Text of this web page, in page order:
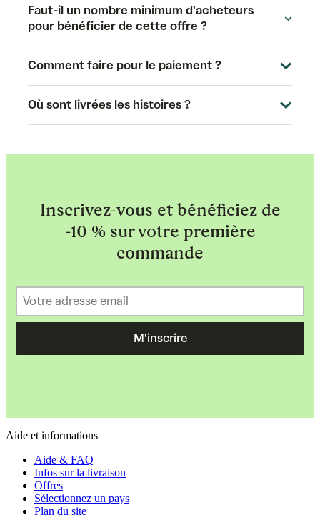
Faut-il un nombre minimum d'acheteurs
pour bénéficier de cette offre ?
Comment faire pour le paiement ?
Où sont livrées les histoires ?
Inscrivez-vous et bénéficiez de
-10 % sur votre première
commande
M'inscrire
Aide et informations
Aide & FAQ
Infos sur la livraison
Offres
Sélectionnez un pays
Plan du site